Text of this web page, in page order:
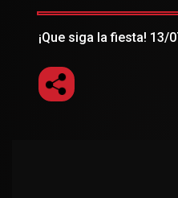
¡Que siga la fiesta! 13/